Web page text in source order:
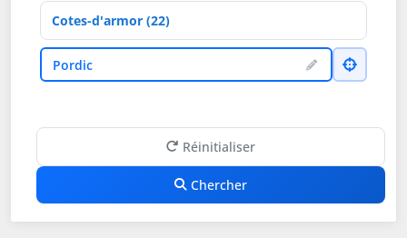
Département
VillePordic
Réinitialiser
Chercher